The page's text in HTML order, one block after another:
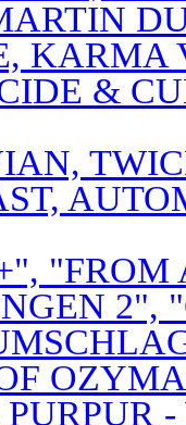
KARMA
&
"FROM
2",